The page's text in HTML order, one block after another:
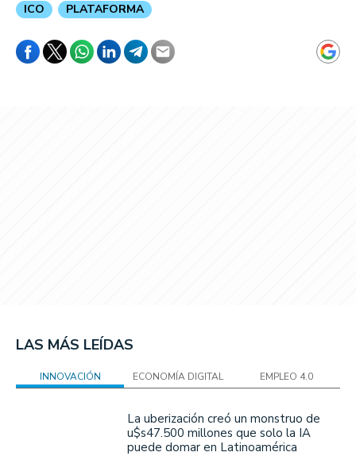
ICO
PLATAFORMA
LAS MÁS LEÍDAS
INNOVACIÓN ECONOMÍA DIGITAL EMPLEO 4.0
La uberización creó un monstruo de
u$s47.500 millones que solo la IA
puede domar en Latinoamérica